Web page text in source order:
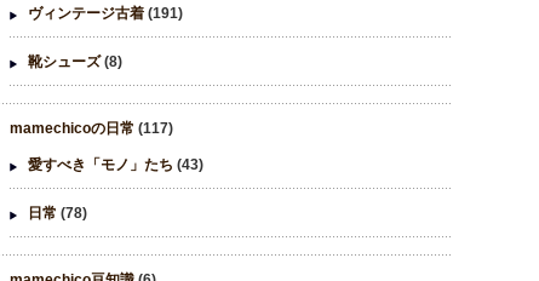
ヴィンテージ古着 (191)
靴シューズ(8)
mamechicoの日常 (117)
愛すべき「モノ」たち (43)
日常 (78)